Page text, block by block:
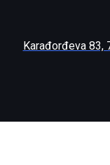
Karađorđeva 83,